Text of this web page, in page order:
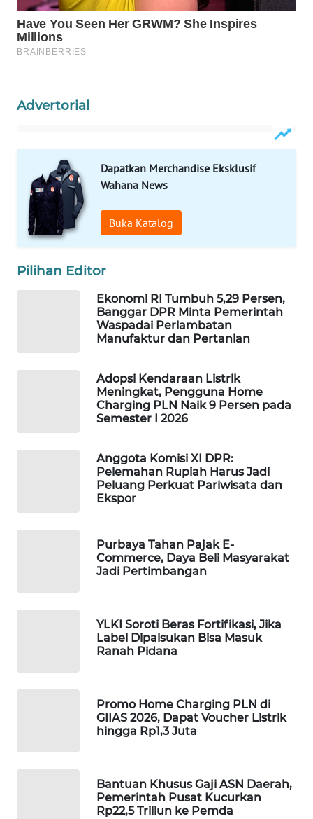
Advertorial
Dapatkan Merchandise Eksklusif
Wahana News
Buka Katalog
Pilihan Editor
Ekonomi RI Tumbuh 5,29 Persen,
Banggar DPR Minta Pemerintah
Waspadai Perlambatan
Manufaktur dan Pertanian
Adopsi Kendaraan Listrik
Meningkat, Pengguna Home
Charging PLN Naik 9 Persen pada
Semester I 2026
Anggota Komisi XI DPR:
Pelemahan Rupiah Harus Jadi
Peluang Perkuat Pariwisata dan
Ekspor
Purbaya Tahan Pajak E-
Commerce, Daya Beli Masyarakat
Jadi Pertimbangan
YLKI Soroti Beras Fortifikasi, Jika
Label Dipalsukan Bisa Masuk
Ranah Pidana
Promo Home Charging PLN di
GIIAS 2026, Dapat Voucher Listrik
hingga Rp1,3 Juta
Bantuan Khusus Gaji ASN Daerah,
Pemerintah Pusat Kucurkan
Rp22,5 Triliun ke Pemda
WAHANA
SELEB
WAHANA
HEALTH
WAHANA
DESA
LAPAK
Network
ID